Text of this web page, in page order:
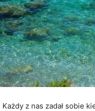
Każdy z nas zadał sobie